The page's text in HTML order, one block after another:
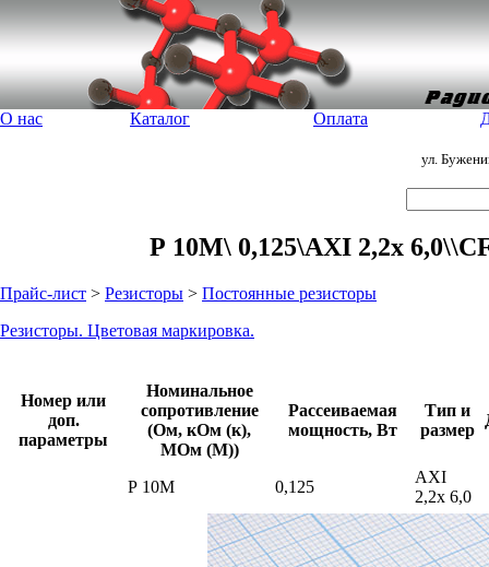
О нас Каталог Оплата
ул.
Р 10М\ 0,125\AXI 2,2x
Прайс-лист > Резисторы > Постоянные резисторы
Резисторы. Цветовая маркировка.
Номер или
доп.
параметры
Номинальное
сопротивление
(Ом, кОм (к),
МОм (М))
Рассеиваемая
мощность, Вт
Тип и
размер
Р 10М 0,125
AXI
2,2x 6,0